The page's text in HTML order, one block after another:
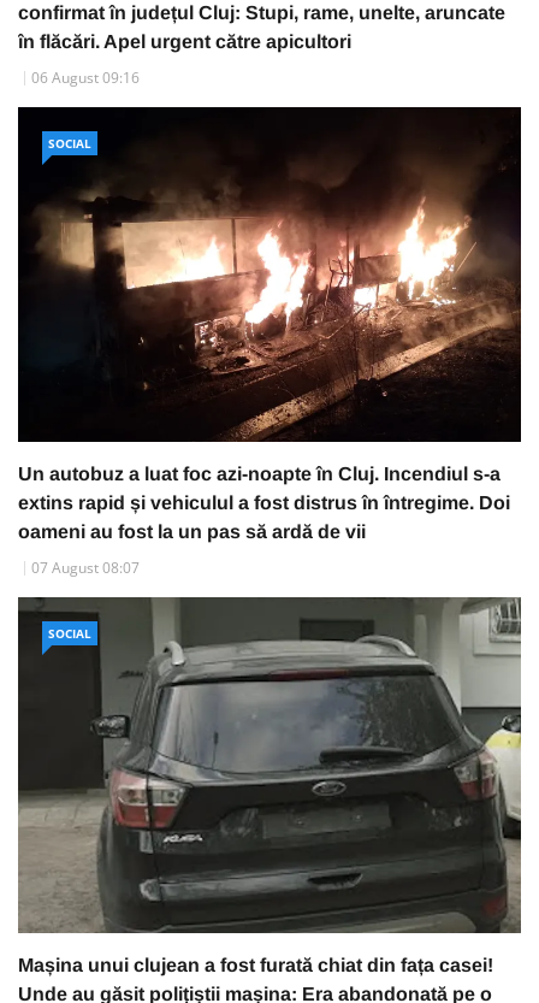
confirmat în județul Cluj: Stupi, rame, unelte, aruncate
în flăcări. Apel urgent către apicultori
06 August 09:16
SOCIAL
Un autobuz a luat foc azi-noapte în Cluj. Incendiul s-a
extins rapid și vehiculul a fost distrus în întregime. Doi
oameni au fost la un pas să ardă de vii
07 August 08:07
SOCIAL
Mașina unui clujean a fost furată chiat din fața casei!
Unde au găsit polițiștii mașina: Era abandonată pe o